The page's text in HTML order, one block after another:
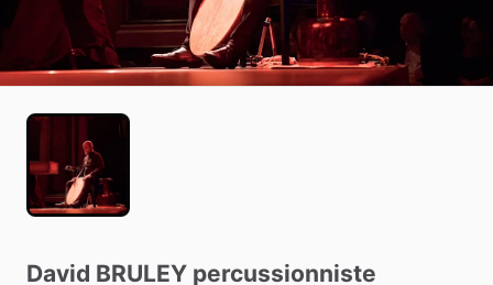
David BRULEY percussionniste